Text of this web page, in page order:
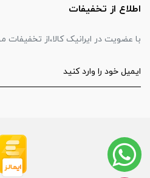
اطلاع از تخفیفات
با عضویت در ایرانیک کالا،از تخفیفات